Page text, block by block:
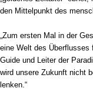
den Mittelpunkt des
„Zum ersten Mal in der
eine Welt des Überflusses
Guide und Leiter der
wird unsere Zukunft nicht
lenken.“